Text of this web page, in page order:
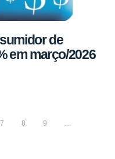
de
em março/2026
7 8 9 …